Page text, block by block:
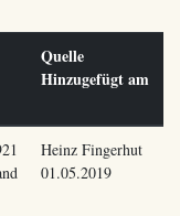
Quelle
Hinzugefügt am
Heinz Fingerhut
01.05.2019